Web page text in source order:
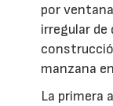
por
irregular
manzana
La primera